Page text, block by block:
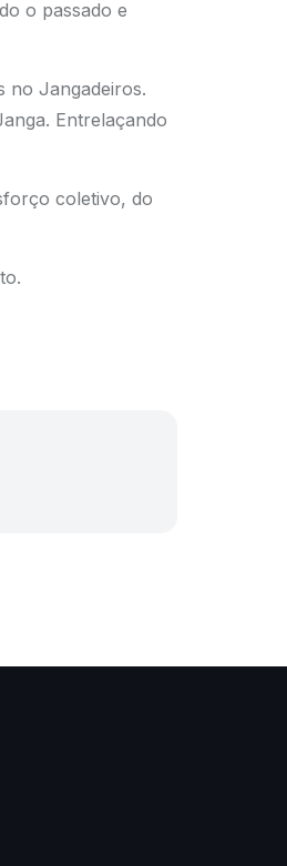
o passado e
no Jangadeiros.
Entrelaçando
coletivo, do